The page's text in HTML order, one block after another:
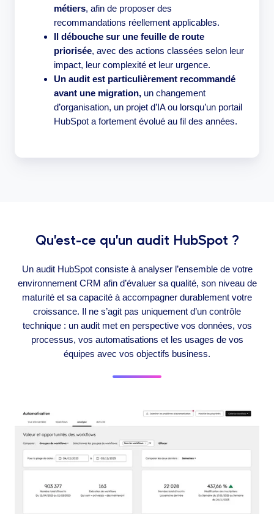
métiers, afin de proposer des
recommandations réellement applicables.
Il débouche sur une feuille de route
priorisée, avec des actions classées selon leur
impact, leur complexité et leur urgence.
Un audit est particulièrement recommandé
avant une migration, un changement
d’organisation, un projet d’IA ou lorsqu’un portail
HubSpot a fortement évolué au fil des années.
Qu’est-ce qu’un audit HubSpot ?
Un audit HubSpot consiste à analyser l’ensemble de votre
environnement CRM afin d’évaluer sa qualité, son niveau de
maturité et sa capacité à accompagner durablement votre
croissance. Il ne s’agit pas uniquement d’un contrôle
technique : un audit met en perspective vos données, vos
processus, vos automatisations et les usages de vos
équipes avec vos objectifs business.